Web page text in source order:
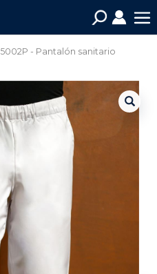
- Pantalón sanitario